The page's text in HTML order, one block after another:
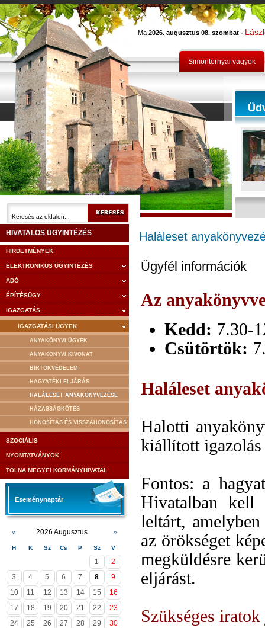
Ma 2026. augusztus 08. szombat -
Simontornyai vagyok
HIVATALOS ÜGYINTÉZÉS
HIRDETMÉNYEK
ELEKTRONIKUS ÜGYINTÉZÉS
ADÓ
ÉPÍTÉSÜGY
IGAZGATÁS
IGAZGATÁSI ÜGYEK
ANYAKÖNYVI ÜGYEK
ANYAKÖNYVI KIVONAT
BIRTOKVÉDELEM
HAGYATÉKI ELJÁRÁS
HALÁLESET ANYAKÖNYVEZÉSE
HÁZASSÁGKÖTÉS
HONOSÍTÁS ÉS VISSZAHONOSÍTÁS
SZOCIÁLIS
NYOMTATVÁNYOK
TOLNA MEGYEI KORMÁNYHIVATAL
Eseménynaptár
« 2026 Augusztus »
H K Sz Cs P Sz V
1
2
3
4 5 6 7 8
9
10
11 12 13 14 15
16
17
18 19 20 21 22
23
24
25 26 27 28 29
30
Haláleset
Ügyfél információk
Az
Kedd: 7.30-
Csütörtök:
Haláleset
Halotti
kiállított
Fontos: a
Hivatalban kell
leltárt,
az örökséget
megküldésre
eljárást.
Szükséges